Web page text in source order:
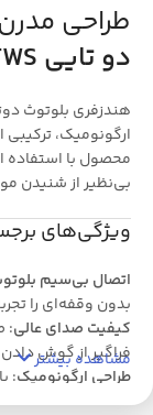
طراحی
دو تایی Mcdodo HP-329 TWS
هندزفری بلوتوث
ارگونومیک، ترکیبی
محصول با استفاده
بی‌نظیر از شنیدن
ویژگی‌های
اتصال بی‌سیم
بدون وقفه‌ای را
کیفیت صدای عالی:
فراگیر از گوش
طراحی ارگونومیک:
به راحتی در گوش
مشاهده بیشتر